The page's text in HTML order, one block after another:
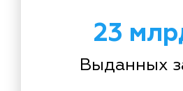
23
Выданных